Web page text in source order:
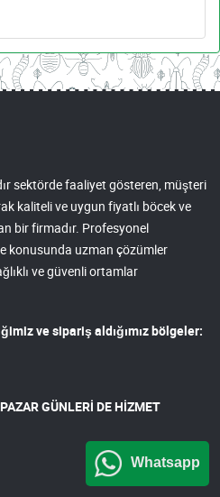
sektörde faaliyet gösteren, müşteri
kaliteli ve uygun fiyatlı böcek ve
bir firmadır. Profesyonel
konusunda uzman çözümler
ve güvenli ortamlar
ve sipariş aldığımız bölgeler:
GÜNLERİ DE HİZMET
Whatsapp